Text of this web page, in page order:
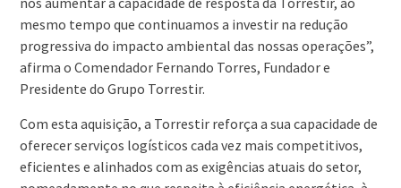
mesmo tempo que continuamos a investir na redução
progressiva do impacto ambiental das nossas operações”,
afirma o Comendador Fernando Torres, Fundador e
Presidente do Grupo Torrestir.
Com esta aquisição, a Torrestir reforça a sua capacidade de
oferecer serviços logísticos cada vez mais competitivos,
eficientes e alinhados com as exigências atuais do setor,